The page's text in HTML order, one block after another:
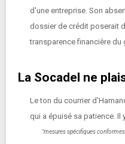
d'une entreprise. Son
dossier de crédit poserait
transparence financière du
La Socadel ne
Le ton du courrier
qui a épuisé sa patience. Il
"mesures spécifiques